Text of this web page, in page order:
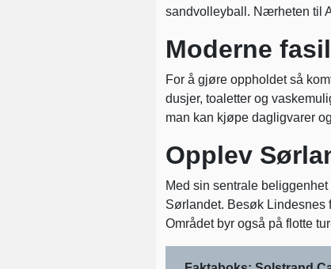
sandvolleyball. Nærheten til
Moderne
For å gjøre oppholdet så
dusjer, toaletter og
man kan kjøpe dagligvarer
Opplev
Med sin sentrale
Sørlandet. Besøk Lindesnes
Området byr også på flotte